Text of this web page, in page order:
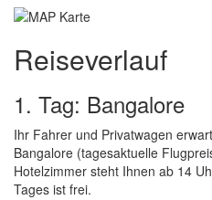
Reiseverlauf
1. Tag: Bangalore
Ihr Fahrer und Privatwagen
Bangalore (tagesaktuelle
Hotelzimmer steht Ihnen ab 14
Tages ist frei.